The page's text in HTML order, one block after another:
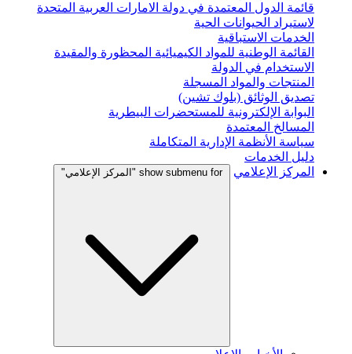
قائمة الدول المعتمدة في دولة الامارات العربية المتحدة
لاستيراد الحيوانات الحية
الخدمات الاستباقية
القائمة الوطنية للمواد الكيميائية المحظورة والمقيدة
الاستخدام في الدولة
المنتجات والمواد المسجلة
تصديق الوثائق (بلوك تشين)
البوابة الإلكترونية للمستحضرات البيطرية
المسالخ المعتمدة
سياسة الأنظمة الإدارية المتكاملة
دليل الخدمات
المركز الإعلامي
show submenu for "المركز الإعلامي"